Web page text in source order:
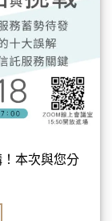
本次與您分